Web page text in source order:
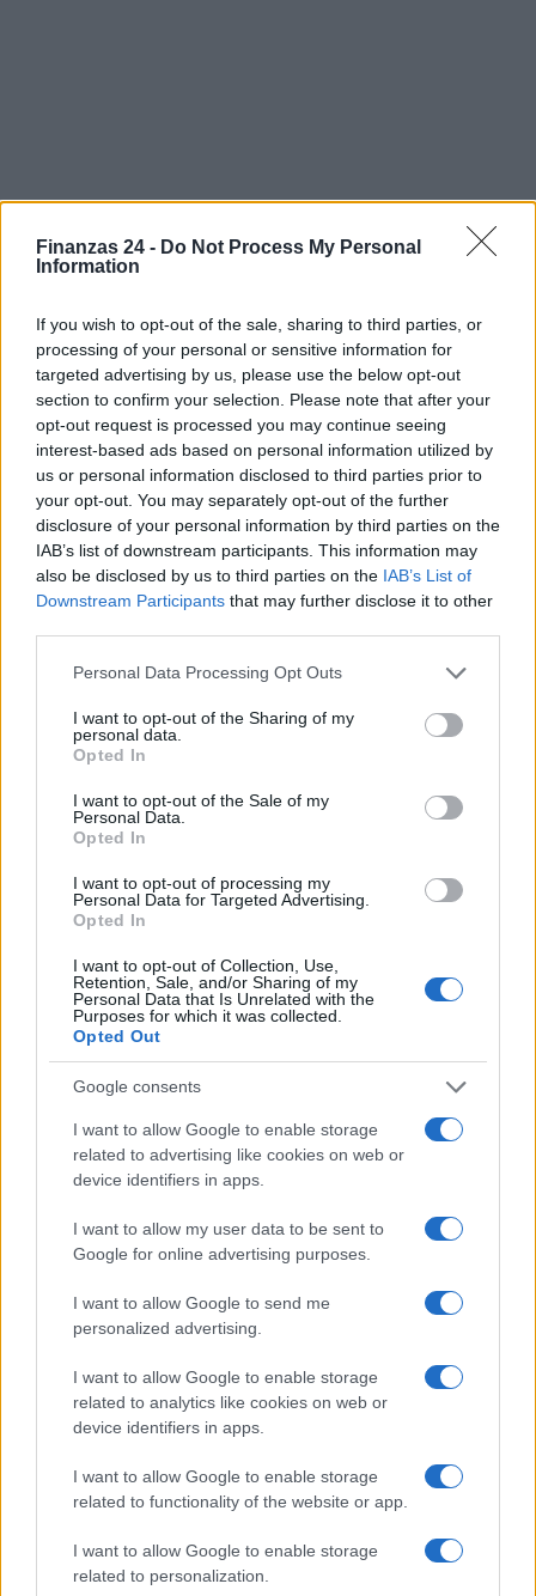
Finanzas 24 - Do Not Process My Personal
Information
If you wish to opt-out of the sale, sharing to third parties, or
processing of your personal or sensitive information for
targeted advertising by us, please use the below opt-out
section to confirm your selection. Please note that after your
opt-out request is processed you may continue seeing
interest-based ads based on personal information utilized by
us or personal information disclosed to third parties prior to
your opt-out. You may separately opt-out of the further
disclosure of your personal information by third parties on the
IAB’s list of downstream participants. This information may
also be disclosed by us to third parties on the IAB’s List of
Downstream Participants that may further disclose it to other
Please note that this website/app uses one or more Google
not limited to your visit or usage behaviour. You may click to
grant or deny consent to Google and its third-party tags to
use your data for below specified purposes in below Google
consent section.
Personal Data Processing Opt Outs
I want to opt-out of the Sharing of my
personal data.
Opted In
I want to opt-out of the Sale of my
Personal Data.
Opted In
I want to opt-out of processing my
Personal Data for Targeted Advertising.
Opted In
I want to opt-out of Collection, Use,
Retention, Sale, and/or Sharing of my
Personal Data that Is Unrelated with the
Purposes for which it was collected.
Opted Out
Google consents
I want to allow Google to enable storage
related to advertising like cookies on web or
device identifiers in apps.
I want to allow my user data to be sent to
Google for online advertising purposes.
I want to allow Google to send me
personalized advertising.
I want to allow Google to enable storage
related to analytics like cookies on web or
device identifiers in apps.
I want to allow Google to enable storage
related to functionality of the website or app.
I want to allow Google to enable storage
related to personalization.
Sigue leyendo
FINANZAS
El empresario José Elías analiza el mercado inmobiliario y sus
consecuencias en la jubilación
Marta Ruiz · 5 Ago 2026
FINANZAS
La Reserva Federal aprueba la adquisición de Webster Bank
por parte de Banco Santander
Marta Ruiz · 5 Ago 2026
Guía completa sobre tarjetas cripto: fees, cashback y seguridad
Diego Martín · 5 Ago 2026